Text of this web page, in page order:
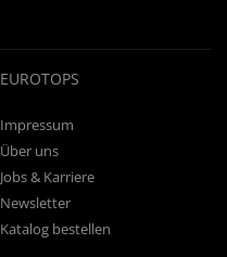
EUROTOPS
Impressum
Über uns
Jobs & Karriere
Newsletter
Katalog bestellen